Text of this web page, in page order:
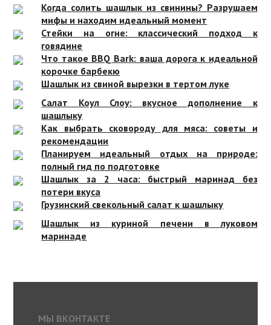
Когда солить шашлык из свинины? Разрушаем
мифы и находим идеальный момент
Стейки на огне: классический подход к
говядине
Что такое BBQ Bark: ваша дорога к идеальной
корочке барбекю
Шашлык из свиной вырезки в тертом луке
Салат Коул Слоу: вкусное дополнение к
шашлыку
Как выбрать сковороду для мяса: советы и
рекомендации
Планируем идеальный отдых на природе:
полный гид по подготовке
Шашлык за 2 часа: быстрый маринад без
потери вкуса
Грузинский свекольный салат к шашлыку
Шашлык из куриной печени в луковом
маринаде
МЫ ВКОНТАКТЕ